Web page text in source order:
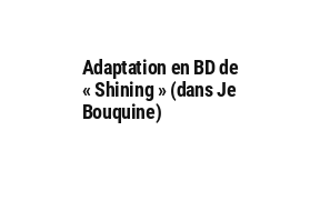
Adaptation en BD de
« Shining » (dans Je
Bouquine)